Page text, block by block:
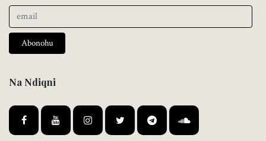
Abonohu
Na Ndiqni